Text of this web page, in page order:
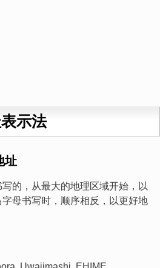
示法
址
的，从最大的地理区域开始，以
母书写时，顺序相反，以更好地